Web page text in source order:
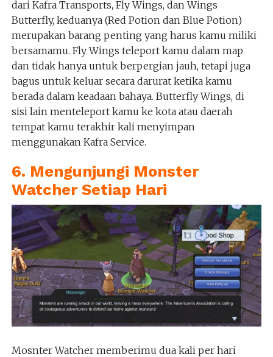
dari Kafra Transports, Fly Wings, dan Wings
Butterfly, keduanya (Red Potion dan Blue Potion)
merupakan barang penting yang harus kamu miliki
bersamamu. Fly Wings teleport kamu dalam map
dan tidak hanya untuk berpergian jauh, tetapi juga
bagus untuk keluar secara darurat ketika kamu
berada dalam keadaan bahaya. Butterfly Wings, di
sisi lain menteleport kamu ke kota atau daerah
tempat kamu terakhir kali menyimpan
menggunakan Kafra Service.
6. Mengunjungi Monster
Watcher Setiap Hari
Mosnter Watcher memberimu dua kali per hari